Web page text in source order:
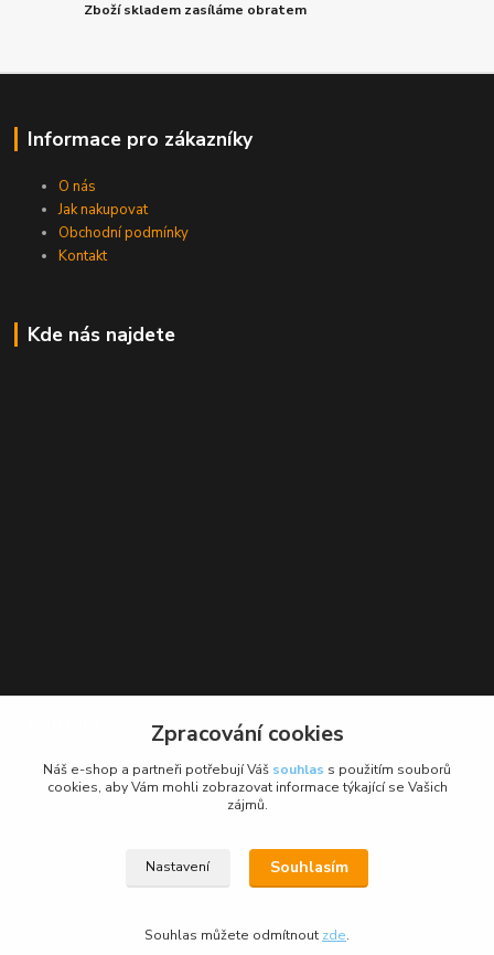
Zboží skladem zasíláme obratem
Informace pro zákazníky
O nás
Jak nakupovat
Obchodní podmínky
Kontakt
Kde nás najdete
BikeForce.cz
info@bikeforce.cz
Zpracování cookies
Náš e-shop a partneři potřebují Váš souhlas s použitím souborů
cookies, aby Vám mohli zobrazovat informace týkající se Vašich
zájmů.
Nastavení Souhlasím
Souhlas můžete odmítnout zde.